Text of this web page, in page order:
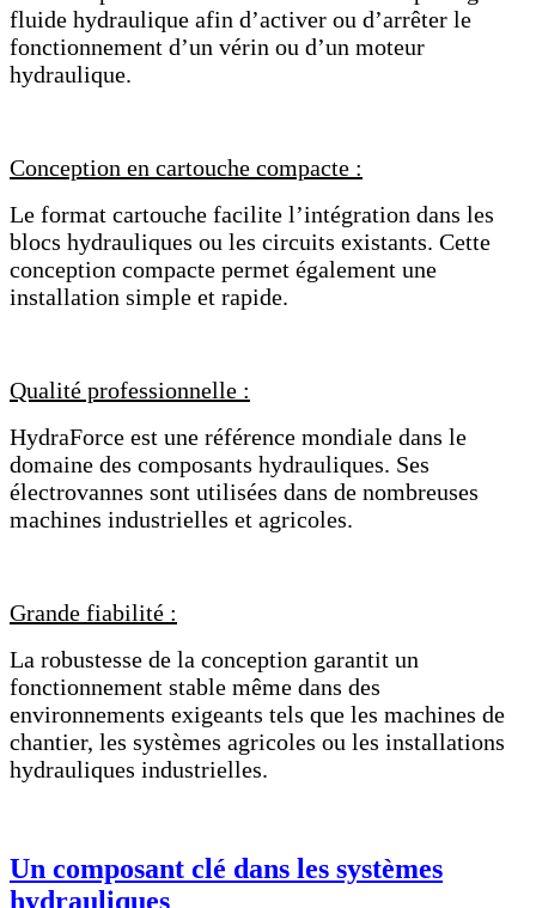
fluide hydraulique afin d’activer ou d’arrêter le
fonctionnement d’un vérin ou d’un moteur
hydraulique.
Conception en cartouche compacte :
Le format cartouche facilite l’intégration dans les
blocs hydrauliques ou les circuits existants. Cette
conception compacte permet également une
installation simple et rapide.
Qualité professionnelle :
HydraForce est une référence mondiale dans le
domaine des composants hydrauliques. Ses
électrovannes sont utilisées dans de nombreuses
machines industrielles et agricoles.
Grande fiabilité :
La robustesse de la conception garantit un
fonctionnement stable même dans des
environnements exigeants tels que les machines de
chantier, les systèmes agricoles ou les installations
hydrauliques industrielles.
Un composant clé dans les systèmes
hydrauliques